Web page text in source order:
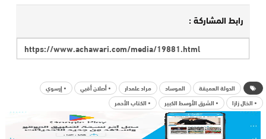
رابط المشاركة :
الدولة العميقة الموساد مراد علمدار • أصلان أقبي
• إرسوي
• الخال زازا
• الشرق الأوسط الكبير • الكتاب الأحمر